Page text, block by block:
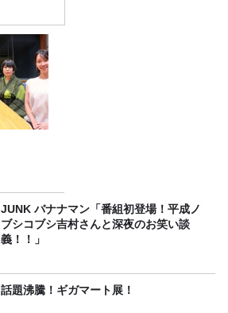
JUNK バナナマン「番組初登場！平成ノ
ブシコブシ吉村さんと深夜のお笑い談
義！！」
話題沸騰！ギガマート展！